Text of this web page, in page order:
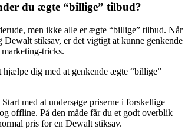
du ægte “billige” tilbud?
men ikke alle er ægte “billige” tilbud. Når
Dewalt stiksav, er det vigtigt at kunne genkende
tricks.
hjælpe dig med at genkende ægte “billige”
med at undersøge priserne i forskellige
offline. På den måde får du et godt overblik
pris for en Dewalt stiksav.